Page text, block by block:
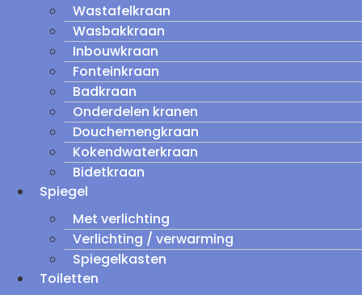
Wastafelkraan
Wasbakkraan
Inbouwkraan
Fonteinkraan
Badkraan
Onderdelen kranen
Douchemengkraan
Kokendwaterkraan
Bidetkraan
Spiegel
Met verlichting
Verlichting / verwarming
Spiegelkasten
Toiletten